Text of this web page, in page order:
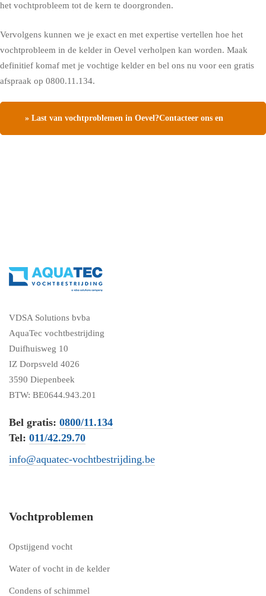
het vochtprobleem tot de kern te doorgronden.
Vervolgens kunnen we je exact en met expertise vertellen hoe het
vochtprobleem in de kelder in Oevel verholpen kan worden. Maak
definitief komaf met je vochtige kelder en bel ons nu voor een gratis
afspraak op 0800.11.134.
» Last van vochtproblemen in Oevel?Contacteer ons en
VDSA Solutions bvba
AquaTec vochtbestrijding
Duifhuisweg 10
IZ Dorpsveld 4026
3590 Diepenbeek
BTW: BE0644.943.201
Bel gratis: 0800/11.134
Tel: 011/42.29.70
info@aquatec-vochtbestrijding.be
Vochtproblemen
Opstijgend vocht
Water of vocht in de kelder
Condens of schimmel